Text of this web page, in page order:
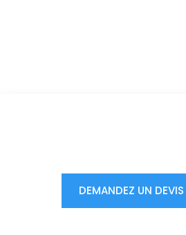
DEMANDEZ UN